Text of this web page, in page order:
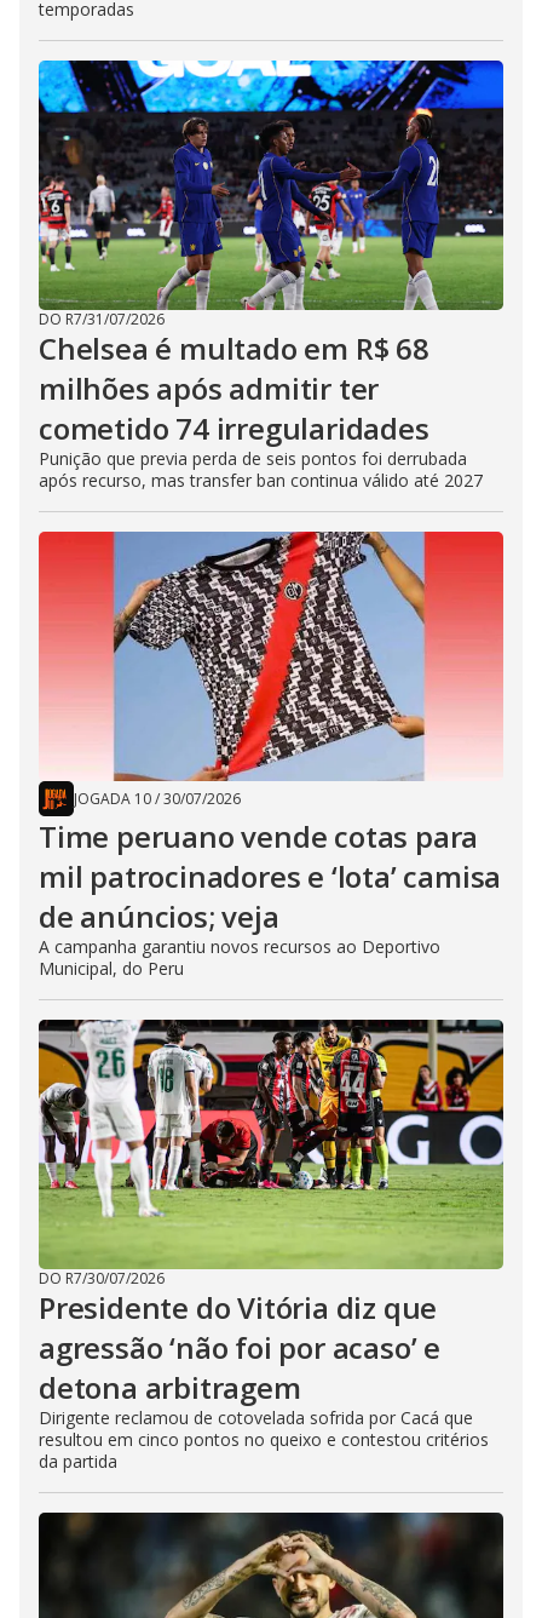
temporadas
DO R7/31/07/2026
Chelsea é multado em R$ 68
milhões após admitir ter
cometido 74 irregularidades
Punição que previa perda de seis pontos foi derrubada
após recurso, mas transfer ban continua válido até 2027
JOGADA 10/30/07/2026
Time peruano vende cotas para
mil patrocinadores e ‘lota’ camisa
de anúncios; veja
A campanha garantiu novos recursos ao Deportivo
Municipal, do Peru
DO R7/30/07/2026
Presidente do Vitória diz que
agressão ‘não foi por acaso’ e
detona arbitragem
Dirigente reclamou de cotovelada sofrida por Cacá que
resultou em cinco pontos no queixo e contestou critérios
da partida